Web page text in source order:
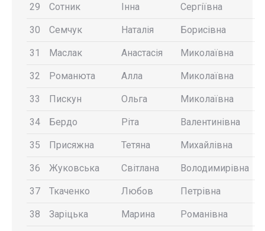
29 Сотник Інна Сергіївна
30 Семчук Наталія Борисівна
31 Маслак Анастасія Миколаївна
32 Романюта Алла Миколаївна
33 Пискун Ольга Миколаївна
34 Бердо Ріта Валентинівна
35 Присяжна Тетяна Михайлівна
36 Жуковська Світлана Володимирівна
37 Ткаченко Любов Петрівна
38 Заріцька Марина Романівна